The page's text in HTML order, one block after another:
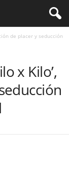
de placer y seducción
x Kilo’,